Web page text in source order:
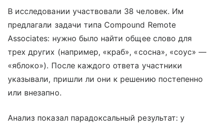
В исследовании участвовали 38 человек. Им
предлагали задачи типа Compound Remote
Associates: нужно было найти общее слово для
трех других (например, «краб», «сосна», «соус» —
«яблоко»). После каждого ответа участники
указывали, пришли ли они к решению постепенно
или внезапно.
Анализ показал парадоксальный результат: у